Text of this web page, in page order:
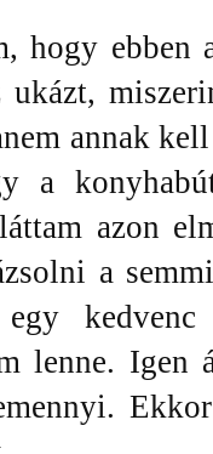
hogy ebben
annak
a
azon
a
kedvenc
lenne. Igen